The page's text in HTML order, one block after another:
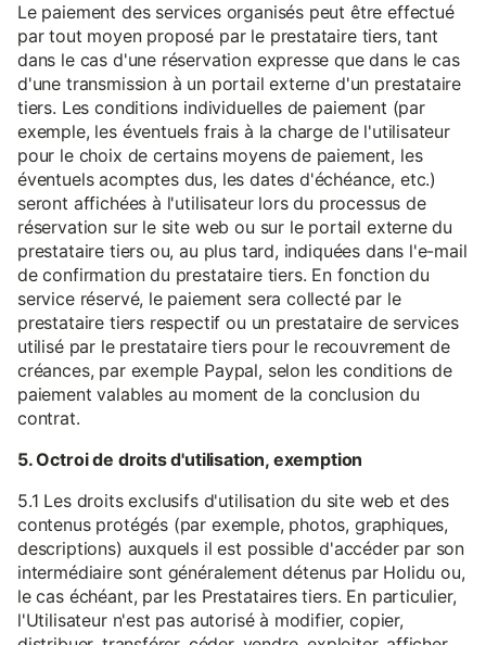
Le paiement des services organisés peut être effectué
par tout moyen proposé par le prestataire tiers, tant
dans le cas d'une réservation expresse que dans le cas
d'une transmission à un portail externe d'un prestataire
tiers. Les conditions individuelles de paiement (par
exemple, les éventuels frais à la charge de l'utilisateur
pour le choix de certains moyens de paiement, les
éventuels acomptes dus, les dates d'échéance, etc.)
seront affichées à l'utilisateur lors du processus de
réservation sur le site web ou sur le portail externe du
prestataire tiers ou, au plus tard, indiquées dans l'e-mail
de confirmation du prestataire tiers. En fonction du
service réservé, le paiement sera collecté par le
prestataire tiers respectif ou un prestataire de services
utilisé par le prestataire tiers pour le recouvrement de
créances, par exemple Paypal, selon les conditions de
paiement valables au moment de la conclusion du
contrat.
5. Octroi de droits d'utilisation, exemption
5.1 Les droits exclusifs d'utilisation du site web et des
contenus protégés (par exemple, photos, graphiques,
descriptions) auxquels il est possible d'accéder par son
intermédiaire sont généralement détenus par Holidu ou,
le cas échéant, par les Prestataires tiers. En particulier,
l'Utilisateur n'est pas autorisé à modifier, copier,